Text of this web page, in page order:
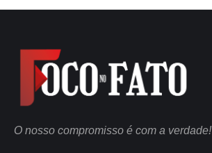
O nosso compromisso é com a verdade!